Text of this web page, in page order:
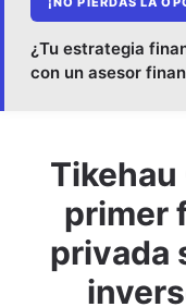
¿Tu estrategia
con un asesor
Tikehau
primer
privada